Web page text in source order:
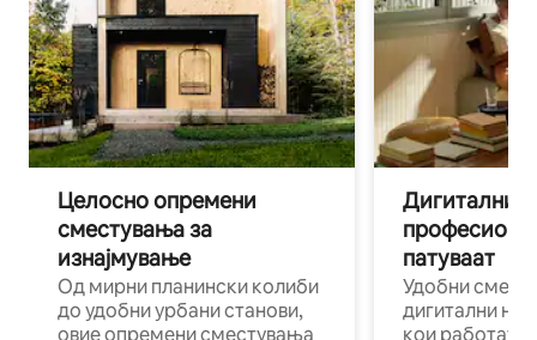
Целосно опремени
сместувања за
изнајмување
Од мирни планински колиби
до удобни урбани станови,
овие опремени сместувања
Дигитални
патуваат
Удобни
дигитални
кои работат